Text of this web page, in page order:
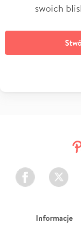
swoich
Facebook Twitter
Informacje